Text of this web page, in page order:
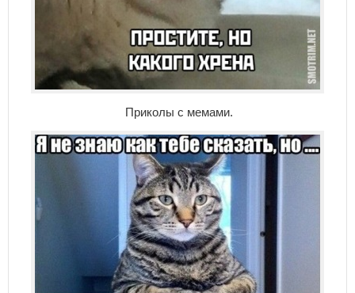
Приколы с мемами.